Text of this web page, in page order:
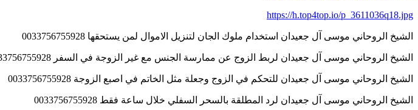
https://h.top4top.io/p_3611036q18.jpg
الشيخ الروحاني موسى آل جعيدان استخدام ملوك الجان لتنزيل الاموال لمن يستحقها 0033756755928
الشيخ الروحاني موسى آل جعيدان لربط الزوج عن ممارسة الجنس مع غير الزوجة في السفر 0033756755928
الشيخ الروحاني موسى آل جعيدان للتحكم في الزوج وجعلة مثل الخاتم في اصبع الزوجة 0033756755928
الشيخ الروحاني موسى آل جعيدان لرد المطلقة بالسحر السفلي خلال ساعة فقط 0033756755928